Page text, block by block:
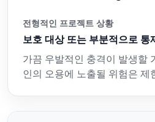
전형적인 프로젝트 상황
보호 대상 또는 부분적으로 통
가끔 우발적인 충격이 발생할
인의 오용에 노출될 위험은 제